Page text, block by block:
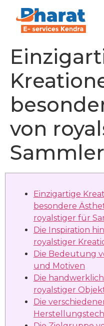
von
Einzigartige
besondere
royalstiger für
Die Inspiration
royalstiger
Die Bedeutung
und Motiven
Die
royalstiger
Die